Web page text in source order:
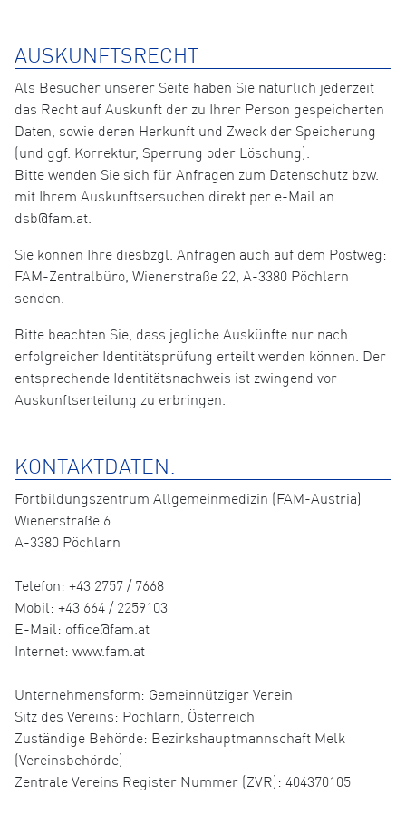
AUSKUNFTSRECHT
Als Besucher unserer Seite haben Sie natürlich jederzeit
das Recht auf Auskunft der zu Ihrer Person gespeicherten
Daten, sowie deren Herkunft und Zweck der Speicherung
(und ggf. Korrektur, Sperrung oder Löschung).
Bitte wenden Sie sich für Anfragen zum Datenschutz bzw.
mit Ihrem Auskunftsersuchen direkt per e-Mail an
dsb@fam.at.
Sie können Ihre diesbzgl. Anfragen auch auf dem Postweg:
FAM-Zentralbüro, Wienerstraße 22, A-3380 Pöchlarn
senden.
Bitte beachten Sie, dass jegliche Auskünfte nur nach
erfolgreicher Identitätsprüfung erteilt werden können. Der
entsprechende Identitätsnachweis ist zwingend vor
Auskunftserteilung zu erbringen.
KONTAKTDATEN:
Fortbildungszentrum Allgemeinmedizin (FAM-Austria)
Wienerstraße 6
A-3380 Pöchlarn
Telefon: +43 2757 / 7668
Mobil: +43 664 / 2259103
E-Mail: office@fam.at
Internet: www.fam.at
Unternehmensform: Gemeinnütziger Verein
Sitz des Vereins: Pöchlarn, Österreich
Zuständige Behörde: Bezirkshauptmannschaft Melk
(Vereinsbehörde)
Zentrale Vereins Register Nummer (ZVR): 404370105